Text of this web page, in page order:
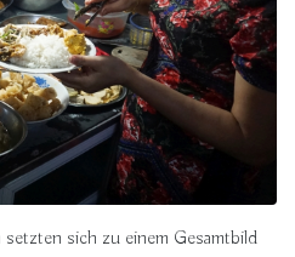
sich zu einem Gesamtbild